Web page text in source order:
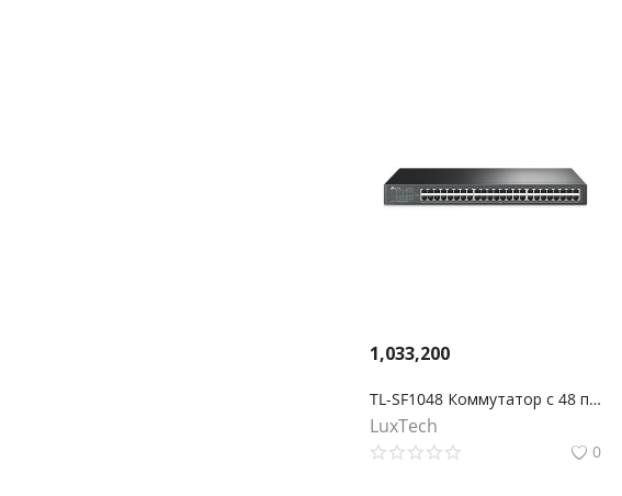
1,033,200
TL-SF1048 Коммутатор с 48 портами 10/100 Мбит/с для размещения в стойке
LuxTech
0